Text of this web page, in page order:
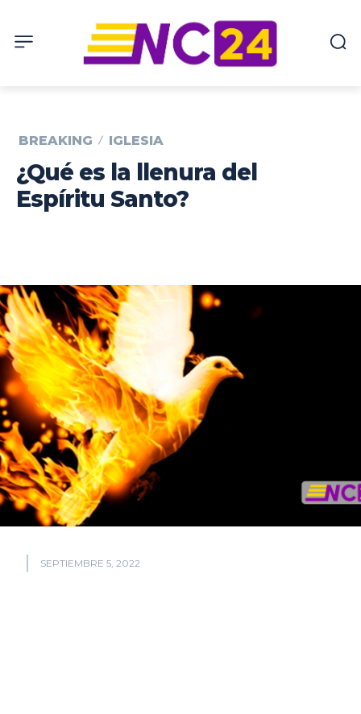
BREAKING IGLESIA
¿Qué es la llenura del
Espíritu Santo?
SEPTIEMBRE 5, 2022